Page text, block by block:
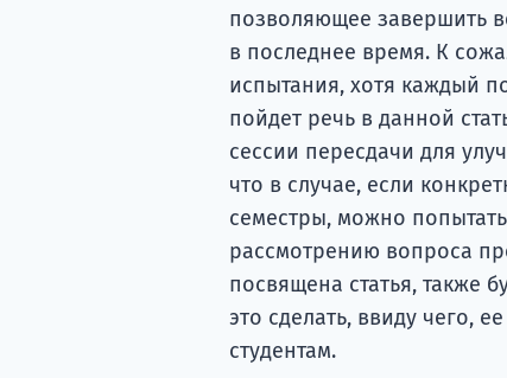
позволяющее завершить
в последнее время. К
испытания, хотя каждый
пойдет речь в данной
сессии пересдачи для
что в случае, если
семестры, можно
рассмотрению вопроса
посвящена статья, также
это сделать, ввиду чего,
студентам.